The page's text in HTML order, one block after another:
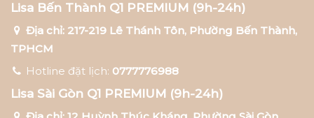
Lisa Bến Thành Q1 PREMIUM (9h-24h)
Địa chỉ: 217-219 Lê Thánh Tôn, Phường Bến Thành,
TPHCM
Hotline đặt lịch: 0777776988
Lisa Sài Gòn Q1 PREMIUM (9h-24h)